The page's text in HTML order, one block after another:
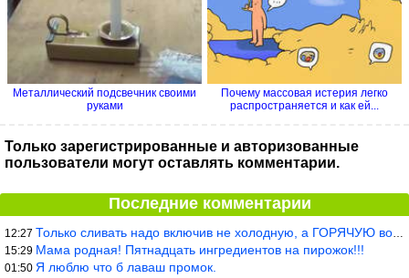
Металлический подсвечник своими
руками
Почему массовая истерия легко
распространяется и как ей...
Только зарегистрированные и авторизованные
пользователи могут оставлять комментарии.
Последние комментарии
12:27 Только сливать надо включив не холодную, а ГОРЯЧУЮ воду. Трубы в
15:29 Мама родная! Пятнадцать ингредиентов на пирожок!!!
01:50 Я люблю что б лаваш промок.